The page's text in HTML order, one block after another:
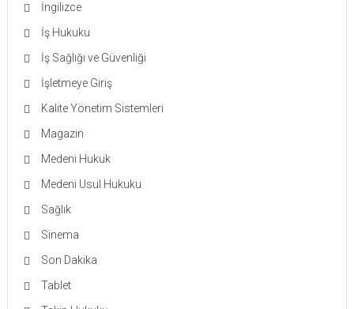
İngilizce
İş Hukuku
İş Sağlığı ve Güvenliği
İşletmeye Giriş
Kalite Yönetim Sistemleri
Magazin
Medeni Hukuk
Medeni Usul Hukuku
Sağlık
Sinema
Son Dakika
Tablet